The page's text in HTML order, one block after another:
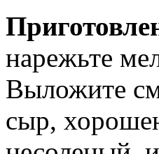
нарежьте
Выложите
сыр,